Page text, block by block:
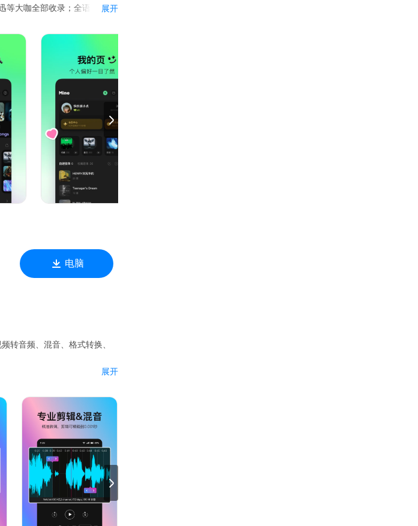
等大咖全部收录；全语种配
觉旅行！
等等，覆盖24小时生活时
彩胶经典样式也有新潮设计！
的主角！
展开
电脑
转音频、混音、格式转换、
展开